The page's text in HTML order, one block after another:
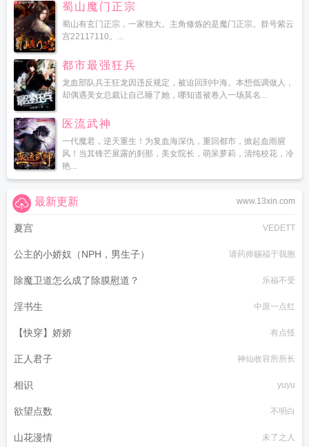
蜀山魔门正宗
蜀山有玄门正宗，一家独大。主角修炼的是魔门正宗。群号紫云
宫22117110。...
都市最强狂兵
龙血部队兵王狂龙因违反规定，被迫回到中海。本想低调做人，
却偶遇美女总裁让自己睡了她，哪知道被卷入一场莫名...
医流武神
一代魔君，逆天重生！为复血海深仇，重回都市，掀起血雨腥
风！当其锋芒展露的刹那，美女院长，萌呆萝莉，清纯校花，冷
艳...
www.13xin.com
最新更新
夏宫 VEDETT
公主的小娇奴（NPH，男生子） 请药师赐福于我胞
除魔卫道怎么成了除膜慰道？ 乐福不受
淫书生 中原一点红
【快穿】娇娇 有点怪
正人君子 神仙收容所所长
相识 yuyu
欲望点数 不明白
山花漫情 未了之人